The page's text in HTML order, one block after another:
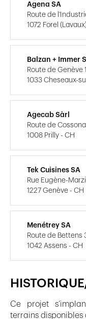
Ce projet
terrains disponibles
Agena SA
Route de
1072 Forel
Balzan + Immer
Route de Genève
1033 Cheseaux-
Agecab Sàrl
Route de
1008 Prilly - CH
Tek Cuisines SA
Rue Eugène-
1227 Genève - CH
Menétrey SA
Route de Bettens
1042 Assens - CH